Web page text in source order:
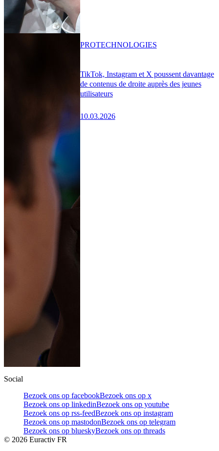
TikTok, Instagram et X poussent davantage
de contenus de droite auprès des jeunes
utilisateurs
10.03.2026
PROTECHNOLOGIES
Social
Bezoek ons op facebookBezoek ons op x
Bezoek ons op linkedinBezoek ons op youtube
Bezoek ons op rss-feedBezoek ons op instagram
Bezoek ons op mastodonBezoek ons op telegram
Bezoek ons op blueskyBezoek ons op threads
© 2026 Euractiv FR